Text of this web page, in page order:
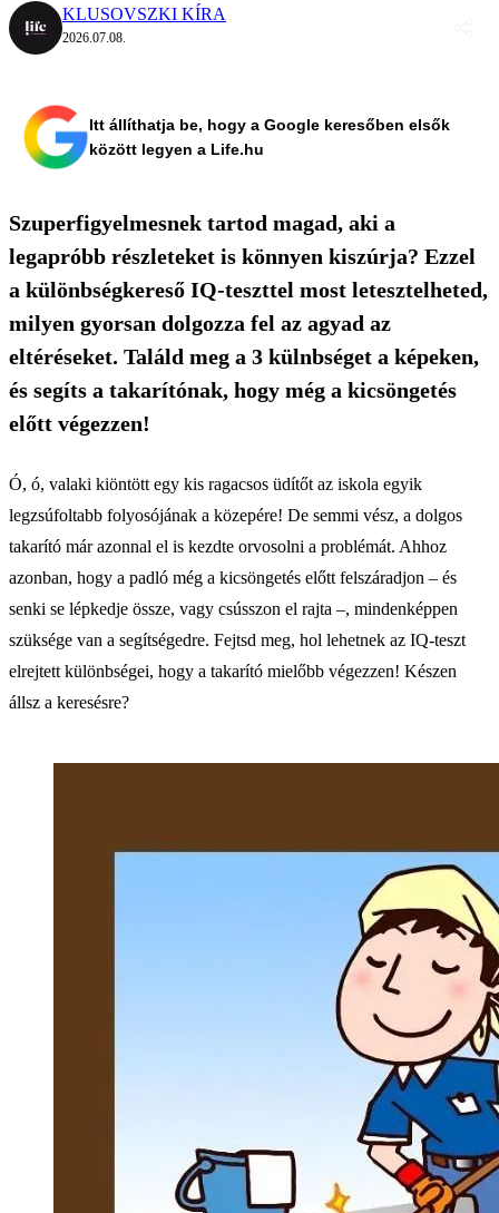
KLUSOVSZKI KÍRA
2026.07.08.
Itt állíthatja be, hogy a Google keresőben elsők
között legyen a Life.hu
Szuperfigyelmesnek tartod magad, aki a
legapróbb részleteket is könnyen kiszúrja? Ezzel
a különbségkereső IQ-teszttel most letesztelheted,
milyen gyorsan dolgozza fel az agyad az
eltéréseket. Találd meg a 3 külnbséget a képeken,
és segíts a takarítónak, hogy még a kicsöngetés
előtt végezzen!
Ó, ó, valaki kiöntött egy kis ragacsos üdítőt az iskola egyik
legzsúfoltabb folyosójának a közepére! De semmi vész, a dolgos
takarító már azonnal el is kezdte orvosolni a problémát. Ahhoz
azonban, hogy a padló még a kicsöngetés előtt felszáradjon – és
senki se lépkedje össze, vagy csússzon el rajta –, mindenképpen
szüksége van a segítségedre. Fejtsd meg, hol lehetnek az IQ-teszt
elrejtett különbségei, hogy a takarító mielőbb végezzen! Készen
állsz a keresésre?